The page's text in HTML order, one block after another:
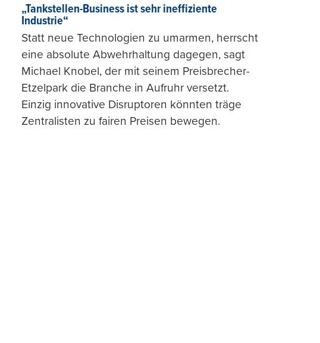
„Tankstellen-Business ist sehr ineffiziente
Industrie“
Statt neue Technologien zu umarmen, herrscht
eine absolute Abwehrhaltung dagegen, sagt
Michael Knobel, der mit seinem Preisbrecher-
Etzelpark die Branche in Aufruhr versetzt.
Einzig innovative Disruptoren könnten träge
Zentralisten zu fairen Preisen bewegen.